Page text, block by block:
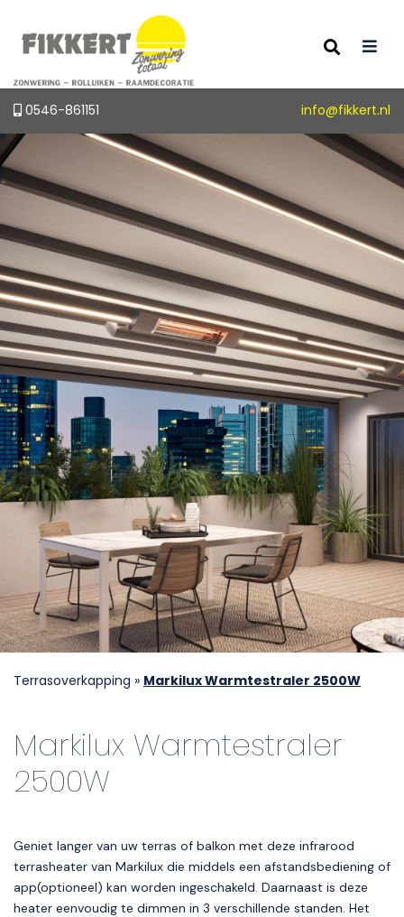
0546-861151 info@fikkert.nl
Terrasoverkapping » Markilux Warmtestraler 2500W
Markilux Warmtestraler
2500W
Geniet langer van uw terras of balkon met deze infrarood
terrasheater van Markilux die middels een afstandsbediening of
app(optioneel) kan worden ingeschakeld. Daarnaast is deze
heater eenvoudig te dimmen in 3 verschillende standen. Het